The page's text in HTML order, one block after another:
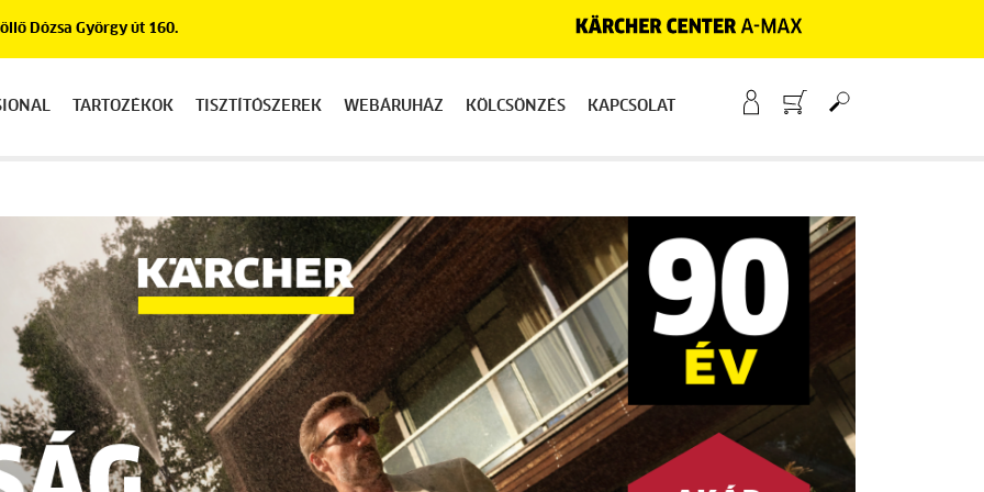
Dózsa György út 160.
TARTOZÉKOK TISZTÍTÓSZEREK WEBÁRUHÁZ KÖLCSÖNZÉS KAPCSOLAT